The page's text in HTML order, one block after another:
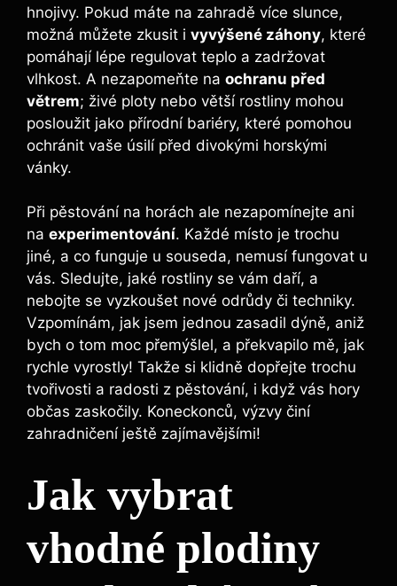
hnojivy. Pokud máte na zahradě více slunce,
možná můžete zkusit i vyvýšené záhony, které
pomáhají lépe regulovat teplo a zadržovat
vlhkost. A nezapomeňte na ochranu před
větrem; živé ploty nebo větší rostliny mohou
posloužit jako přírodní bariéry, které pomohou
ochránit vaše úsilí před divokými horskými
vánky.
Při pěstování na horách ale nezapomínejte ani
na experimentování. Každé místo je trochu
jiné, a co funguje u souseda, nemusí fungovat u
vás. Sledujte, jaké rostliny se vám daří, a
nebojte se vyzkoušet nové odrůdy či techniky.
Vzpomínám, jak jsem jednou zasadil dýně, aniž
bych o tom moc přemýšlel, a překvapilo mě, jak
rychle vyrostly! Takže si klidně dopřejte trochu
tvořivosti a radosti z pěstování, i když vás hory
občas zaskočily. Koneckonců, výzvy činí
zahradničení ještě zajímavějšími!
Jak vybrat
vhodné plodiny